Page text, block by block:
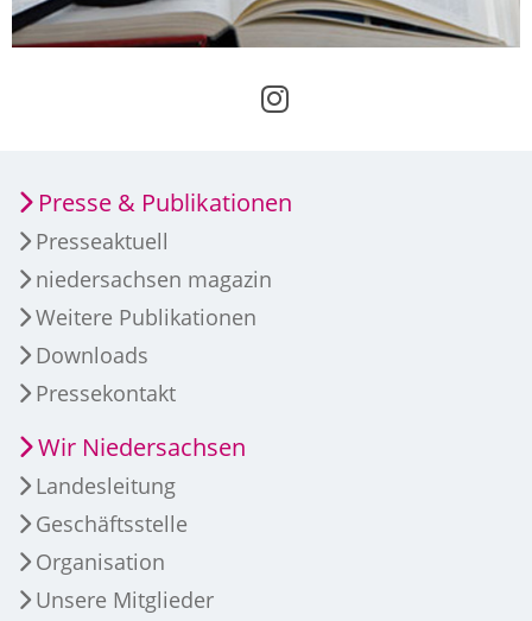
Presse & Publikationen
Presseaktuell
niedersachsen magazin
Weitere Publikationen
Downloads
Pressekontakt
Wir Niedersachsen
Landesleitung
Geschäftsstelle
Organisation
Unsere Mitglieder